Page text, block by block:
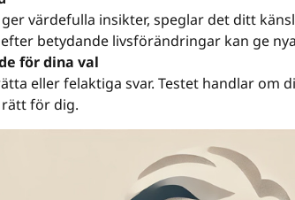
värdefulla insikter, speglar det ditt
betydande livsförändringar kan ge
för dina val
eller felaktiga svar. Testet handlar om
för dig.